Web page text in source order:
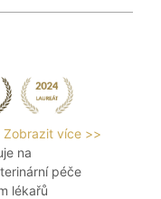
Zobrazit více >>
na
péče
lékařů